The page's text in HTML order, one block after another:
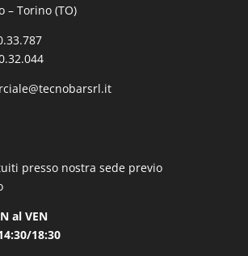
– Torino (TO)
presso nostra sede previo
al VEN
18:30